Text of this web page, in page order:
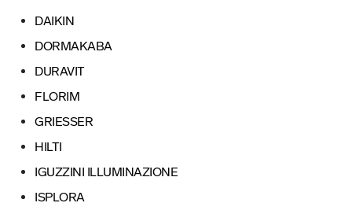
DAIKIN
DORMAKABA
DURAVIT
FLORIM
GRIESSER
HILTI
IGUZZINI ILLUMINAZIONE
ISPLORA